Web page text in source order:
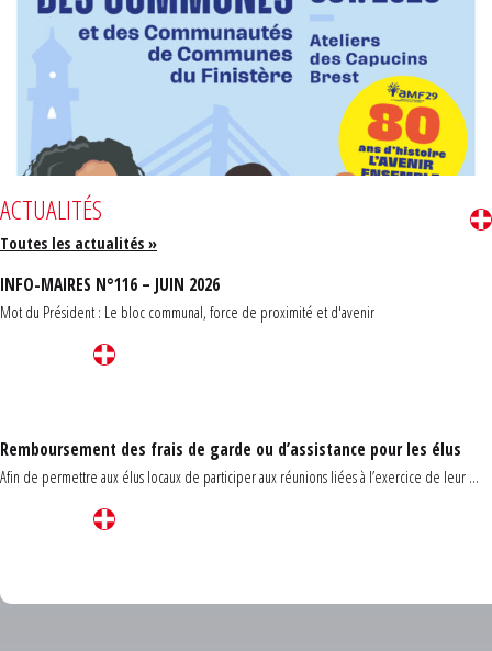
ACTUALITÉS
Toutes les actualités »
INFO-MAIRES N°116 – JUIN 2026
Mot du Président : Le bloc communal, force de proximité et d'avenir
Remboursement des frais de garde ou d’assistance pour les élus
Afin de permettre aux élus locaux de participer aux réunions liées à l’exercice de leur ...